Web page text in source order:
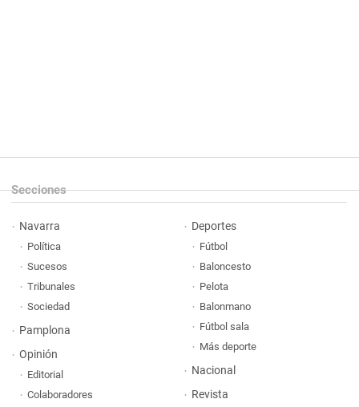
Secciones
Navarra
Política
Sucesos
Tribunales
Sociedad
Pamplona
Opinión
Editorial
Colaboradores
Deportes
Fútbol
Baloncesto
Pelota
Balonmano
Fútbol sala
Más deporte
Nacional
Revista